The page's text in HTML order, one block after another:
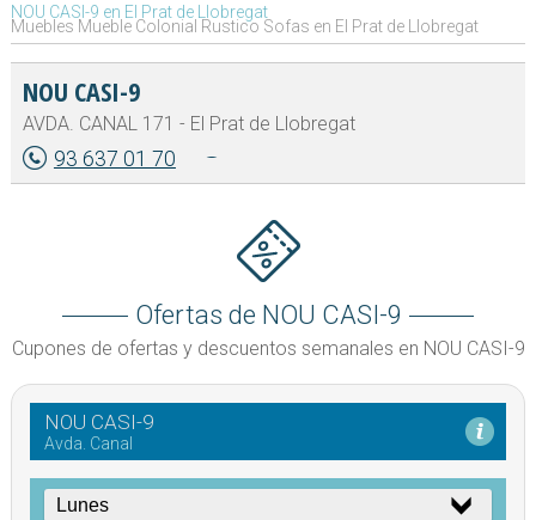
NOU CASI-9 en El Prat de Llobregat
Muebles Mueble Colonial Rustico Sofas en El Prat de Llobregat
NOU CASI-9
AVDA. CANAL 171 - El Prat de Llobregat
93 637 01 70
Ofertas de NOU CASI-9
Cupones de ofertas y descuentos semanales en NOU CASI-9
NOU CASI-9
Avda. Canal